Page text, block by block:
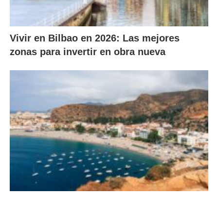
Vivir en Bilbao en 2026: Las mejores
zonas para invertir en obra nueva